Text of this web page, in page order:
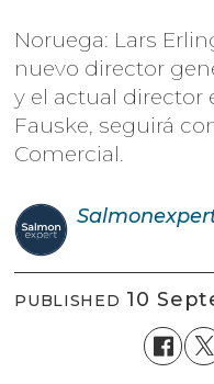
Noruega: Lars
nuevo director
y el actual director
Fauske, seguirá
Comercial.
PUBLISHED 10